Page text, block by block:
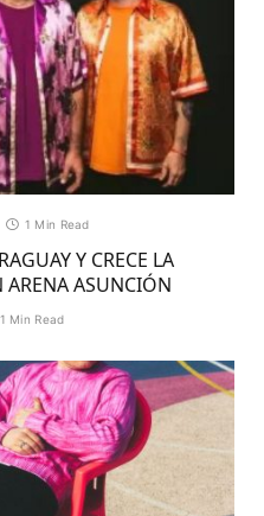
1 Min Read
Y CRECE LA
ARENA ASUNCIÓN
1 Min Read